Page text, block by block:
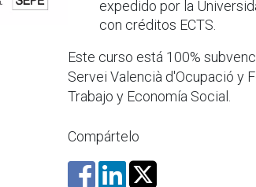
expedido por la
con créditos ECTS.
Este curso está 100%
Servei Valencià d'Ocupació y
Trabajo y Economía Social.
Compártelo